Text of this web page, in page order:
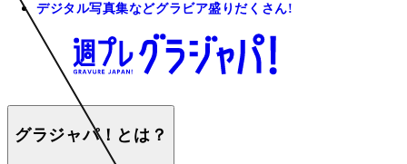
デジタル写真集などグラビア盛りだくさん!
グラジャパ！とは？